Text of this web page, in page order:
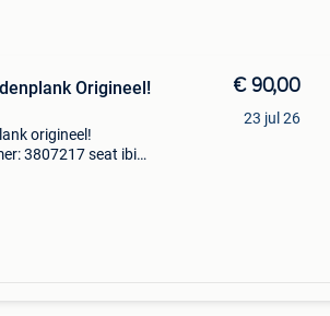
Origineel!
origineel!
3807217 seat ibiza
€ 90,00
23 jul 26